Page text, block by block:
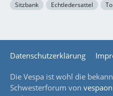
Sitzbank Echtledersattel
Datenschutzerklärung
Die Vespa ist wohl die
Schwesterforum von